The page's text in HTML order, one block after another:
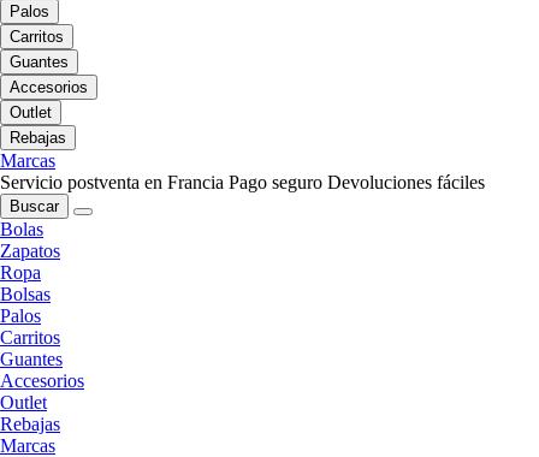
Palos
Carritos
Guantes
Accesorios
Outlet
Rebajas
Marcas
Servicio postventa en Francia Pago seguro Devoluciones fáciles
Buscar
Bolas
Zapatos
Ropa
Bolsas
Palos
Carritos
Guantes
Accesorios
Outlet
Rebajas
Marcas